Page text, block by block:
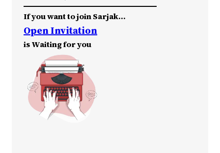
If you want to join Sarjak…
Open Invitation
is Waiting for you